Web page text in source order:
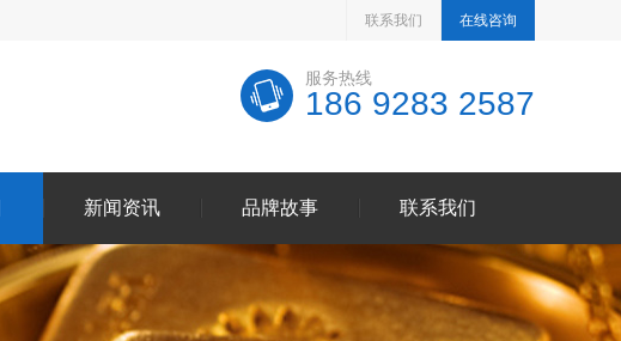
联系我们 在线咨询
服务热线
186 9283 2587
新闻资讯 品牌故事 联系我们